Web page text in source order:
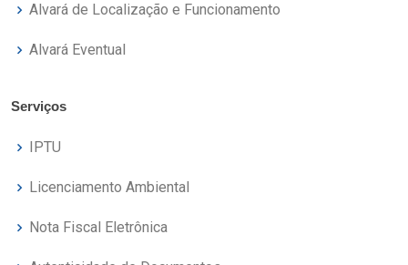
Alvará de Localização e Funcionamento
Alvará Eventual
Serviços
IPTU
Licenciamento Ambiental
Nota Fiscal Eletrônica